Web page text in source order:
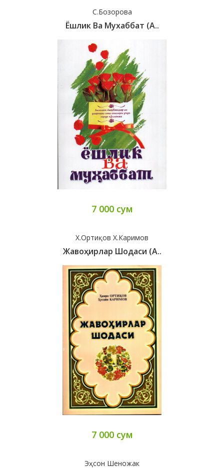
С.Бозорова
Ёшлик Ва Мухаббат (А..
7 000 сум
Х.Ортиқов Х.Каримов
Жавоҳирлар Шодаси (А..
7 000 сум
Эҳсон Шеножак